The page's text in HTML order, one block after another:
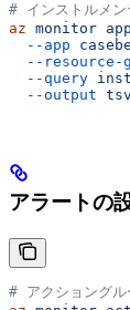
# インストルメン
az monitor
  --app
--resource-
  --query
  --output
tsv
アラートの
# アクショングル